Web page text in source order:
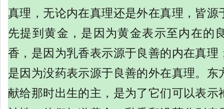
真理，无论内在真理还是外在真理，皆源
先提到黄金，是因为黄金表示至内在的
香，是因为乳香表示源于良善的内在真理
是因为没药表示源于良善的外在真理。东
献给那时出生的主，是为了它们可以表示